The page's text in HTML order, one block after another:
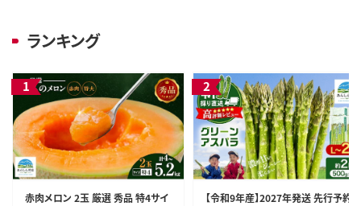
ランキング
赤肉メロン 2玉 厳選 秀品 特4サイ
【令和9年産】2027年発送 先行予約